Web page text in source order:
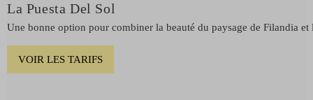
La Puesta Del Sol
Une bonne option pour combiner la beauté du paysage de Filandia
VOIR LES TARIFS